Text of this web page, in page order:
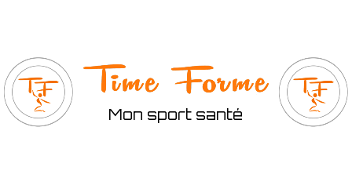
Mon sport santé